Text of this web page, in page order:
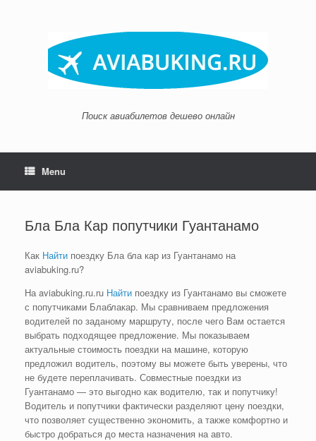
Поиск авиабилетов дешево онлайн
Menu
Бла Бла Кар попутчики Гуантанамо
Как Найти поездку Бла бла кар из Гуантанамо на
aviabuking.ru?
На aviabuking.ru.ru Найти поездку из Гуантанамо вы сможете
с попутчиками Блаблакар. Мы сравниваем предложения
водителей по заданому маршруту, после чего Вам остается
выбрать подходящее предложение. Мы показываем
актуальные стоимость поездки на машине, которую
предложил водитель, поэтому вы можете быть уверены, что
не будете переплачивать. Совместные поездки из
Гуантанамо — это выгодно как водителю, так и попутчику!
Водитель и попутчики фактически разделяют цену поездки,
что позволяет существенно экономить, а также комфортно и
быстро добраться до места назначения на авто.